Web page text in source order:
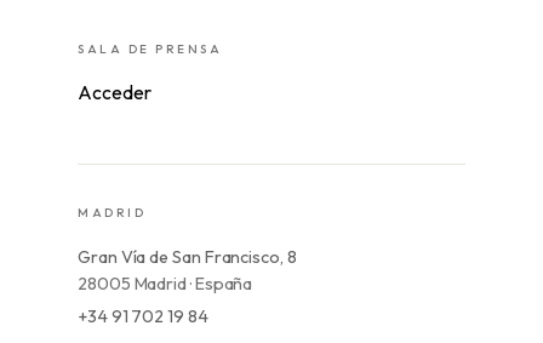
SALA DE PRENSA
Acceder
MADRID
Gran Vía de San Francisco, 8
28005 Madrid · España
+34 91 702 19 84